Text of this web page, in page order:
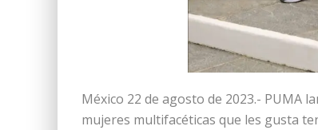
México 22 de agosto de 2023.- PUMA
mujeres multifacéticas que les gusta